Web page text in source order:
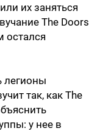
их заняться
The Doors
легионы
так, как The
у нее в